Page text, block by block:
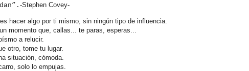
-Stephen Covey-
es hacer algo por ti mismo, sin ningún tipo de influencia.
momento que, callas... te paras, esperas...
a relucir.
otro, tome tu lugar.
situación, cómoda.
solo lo empujas.